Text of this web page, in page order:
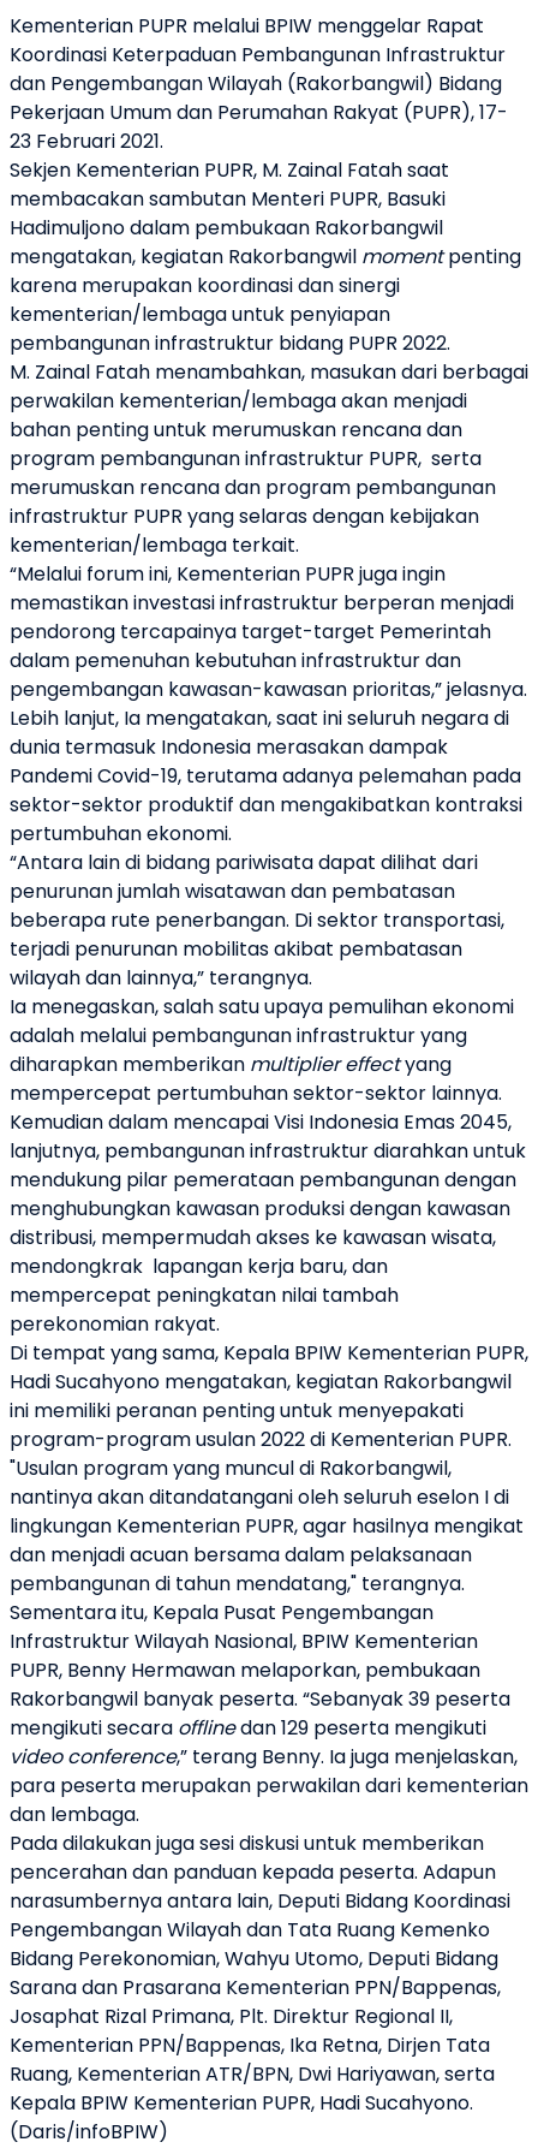
Kementerian PUPR melalui BPIW menggelar Rapat
Koordinasi Keterpaduan Pembangunan Infrastruktur
dan Pengembangan Wilayah (Rakorbangwil) Bidang
Pekerjaan Umum dan Perumahan Rakyat (PUPR), 17-
23 Februari 2021.
Sekjen Kementerian PUPR, M. Zainal Fatah saat
membacakan sambutan Menteri PUPR, Basuki
Hadimuljono dalam pembukaan Rakorbangwil
mengatakan, kegiatan Rakorbangwil momentpenting
karena merupakan koordinasi dan sinergi
kementerian/lembaga untuk penyiapan
pembangunan infrastruktur bidang PUPR 2022.
M. Zainal Fatah menambahkan, masukan dari berbagai
perwakilan kementerian/lembaga akan menjadi
bahan penting untuk merumuskan rencana dan
program pembangunan infrastruktur PUPR, serta
merumuskan rencana dan program pembangunan
infrastruktur PUPR yang selaras dengan kebijakan
kementerian/lembaga terkait.
“Melalui forum ini, Kementerian PUPR juga ingin
memastikan investasi infrastruktur berperan menjadi
pendorong tercapainya target-target Pemerintah
dalam pemenuhan kebutuhan infrastruktur dan
pengembangan kawasan-kawasan prioritas,” jelasnya.
Lebih lanjut, Ia mengatakan, saat ini seluruh negara di
dunia termasuk Indonesia merasakan dampak
Pandemi Covid-19, terutama adanya pelemahan pada
sektor-sektor produktif dan mengakibatkan kontraksi
pertumbuhan ekonomi.
“Antara lain di bidang pariwisata dapat dilihat dari
penurunan jumlah wisatawan dan pembatasan
beberapa rute penerbangan. Di sektor transportasi,
terjadi penurunan mobilitas akibat pembatasan
wilayah dan lainnya,” terangnya.
Ia menegaskan,salah satu upaya pemulihan ekonomi
adalah melalui pembangunan infras­truktur yang
diharapkan memberikan multiplier effectyang
mempercepat pertumbuhan sektor-sektor lainnya.
Kemudiandalam mencapai Visi Indonesia Emas 2045,
lanjutnya, pembangunan infrastruktur diarahkan untuk
mendukung pilar pemerataan pembangunan dengan
menghubungkan kawasan produksi dengan kawasan
distribusi, mempermudah akses ke kawasan wisata,
mendongkrak lapangan kerja baru, dan
mempercepat peningkatan nilai tambah
perekonomian rakyat.
Di tempat yang sama, Kepala BPIW Kementerian PUPR,
Hadi Sucahyono mengatakan, kegiatan Rakorbangwil
ini memiliki peranan penting untuk menyepakati
program-program usulan 2022 di Kementerian PUPR.
"Usulan program yang muncul di Rakorbangwil,
nantinya akan ditandatangani oleh seluruh eselon I di
lingkungan Kementerian PUPR, agar hasilnya mengikat
dan menjadi acuan bersama dalam pelaksanaan
pembangunan di tahun mendatang," terangnya.
Sementara itu, Kepala Pusat Pengembangan
Infrastruktur Wilayah Nasional, BPIW Kementerian
PUPR, Benny Hermawan melaporkan, pembukaan
Rakorbangwil banyak peserta. “Sebanyak 39 peserta
mengikuti secara offlinedan 129 peserta mengikuti
video conference,” terang Benny. Ia juga menjelaskan,
para peserta merupakan perwakilan dari kementerian
dan lembaga.
Pada dilakukan juga sesi diskusi untuk memberikan
pencerahan dan panduan kepada peserta. Adapun
narasumbernya antara lain, Deputi Bidang Koordinasi
Pengembangan Wilayah dan Tata Ruang Kemenko
Bidang Perekonomian, Wahyu Utomo, Deputi Bidang
Sarana dan Prasarana Kementerian PPN/Bappenas,
Josaphat Rizal Primana, Plt. Direktur Regional II,
Kementerian PPN/Bappenas, Ika Retna, Dirjen Tata
Ruang, Kementerian ATR/BPN, Dwi Hariyawan, serta
Kepala BPIW Kementerian PUPR, Hadi Sucahyono.
(Daris/infoBPIW)